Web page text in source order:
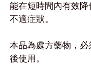
能在短時間內有效
不適症狀。
本品為處方藥物，
後使用。